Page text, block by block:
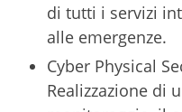
di tutti i servizi
alle emergenze.
Cyber Physical
Realizzazione di